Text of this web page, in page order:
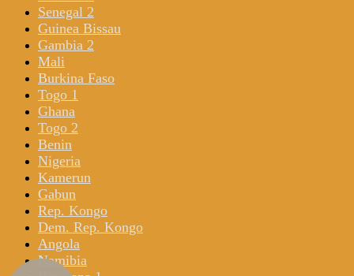
Senegal 2
Guinea Bissau
Gambia 2
Mali
Burkina Faso
Togo 1
Ghana
Togo 2
Benin
Nigeria
Kamerun
Gabun
Rep. Kongo
Dem. Rep. Kongo
Angola
Namibia